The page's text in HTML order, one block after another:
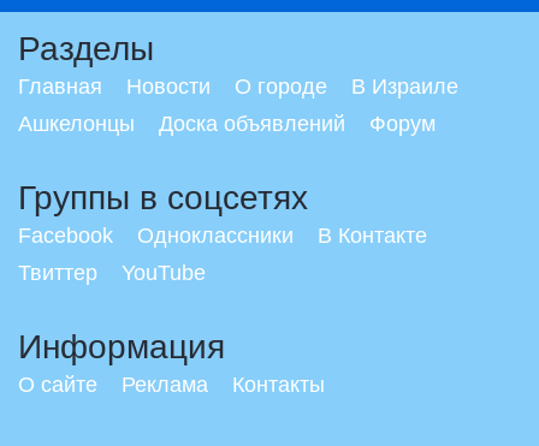
Разделы
Главная Новости О городе
В Израиле
Ашкелонцы
Доска объявлений Форум
Группы в соцсетях
Facebook Одноклассники
В Контакте
Твиттер
YouTube
Информация
О сайте Реклама Контакты